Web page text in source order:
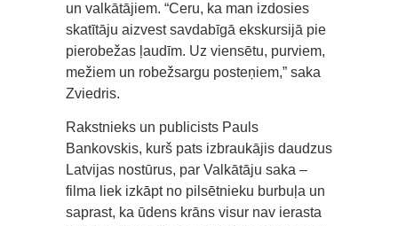
un valkātājiem. “Ceru, ka man izdosies
skatītāju aizvest savdabīgā ekskursijā pie
pierobežas ļaudīm. Uz viensētu, purviem,
mežiem un robežsargu posteņiem,” saka
Zviedris.
Rakstnieks un publicists Pauls
Bankovskis, kurš pats izbraukājis daudzus
Latvijas nostūrus, par Valkātāju saka –
filma liek izkāpt no pilsētnieku burbuļa un
saprast, ka ūdens krāns visur nav ierasta